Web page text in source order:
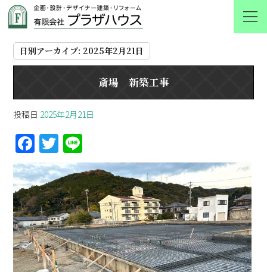
2025 2月 21
日別アーカイブ: 2025年2月21日
斎場 新築工事
投稿日 2025年2月21日
F
a
ce
b
o
o
k
T
w
itt
er
n
e